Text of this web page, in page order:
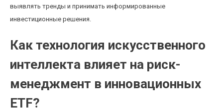
выявлять тренды и принимать информированные
инвестиционные решения.
Как технология искусственного
интеллекта влияет на риск-
менеджмент в инновационных
ETF?